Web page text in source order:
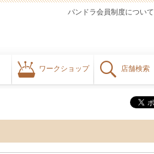
ワークショップ 店舗検索
パンドラ会員制度について